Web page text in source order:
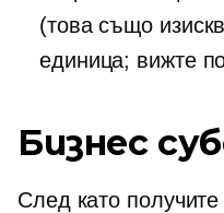
(това също
единица; вижте
Бизнес
След като